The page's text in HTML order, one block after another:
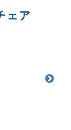
ェア